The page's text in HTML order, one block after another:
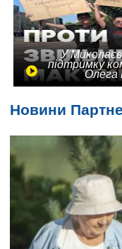
У
підтримку
Олега